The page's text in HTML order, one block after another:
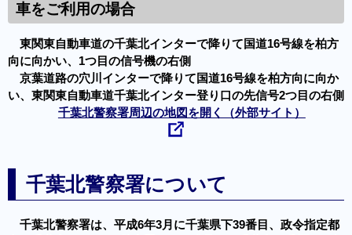
車をご利用の場合
東関東自動車道の千葉北インターで降りて国道16号線を柏方
向に向かい、1つ目の信号機の右側
京葉道路の穴川インターで降りて国道16号線を柏方向に向か
い、東関東自動車道千葉北インター登り口の先信号2つ目の右側
千葉北警察署周辺の地図を開く（外部サイト）
千葉北警察署について
千葉北警察署は、平成6年3月に千葉県下39番目、政令指定都